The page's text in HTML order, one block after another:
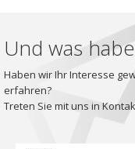
Und was
Haben wir Ihr Interesse
erfahren?
Treten Sie mit uns in